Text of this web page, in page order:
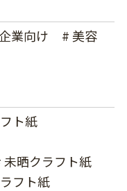
業向け
# 美容
ト紙
未晒クラフト紙
フト紙